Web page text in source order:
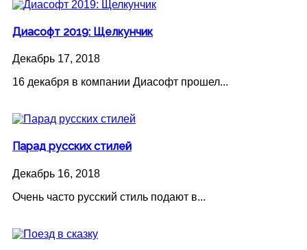
Диасофт 2019: Щелкунчик
Декабрь 17, 2018
16 декабря в компании Диасофт прошел...
Парад русских стилей
Декабрь 16, 2018
Очень часто русский стиль подают в...